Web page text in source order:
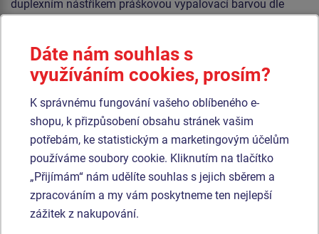
duplexním nástřikem práškovou vypalovací barvou dle
pryžovými dorazy. Veškerý spojovací materiál je
pozinkovaný nebo nerezový.
Podobnézboží
Produkt - VH-205KB-10
Vahadlová
dvojhoupačka
VH205KB - modrá
Produkt - VH-401K-10
Vahadlová
čtyřhoupačka VH401K -
Dáte nám souhlas s
využíváním cookies, prosím?
K správnému fungování vašeho oblíbeného e-
shopu, k přizpůsobení obsahu stránek vašim
potřebám, ke statistickým a marketingovým účelům
používáme soubory cookie. Kliknutím na tlačítko
„Přijímám“ nám udělíte souhlas s jejich sběrem a
zpracováním a my vám poskytneme ten nejlepší
zážitek z nakupování.